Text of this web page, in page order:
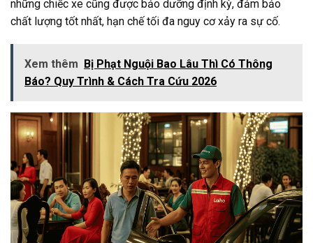
những chiếc xe cũng được bảo dưỡng định kỳ, đảm bảo
chất lượng tốt nhất, hạn chế tối đa nguy cơ xảy ra sự cố.
Xem thêm
Bị Phạt Nguội Bao Lâu Thì Có Thông
Báo? Quy Trình & Cách Tra Cứu 2026